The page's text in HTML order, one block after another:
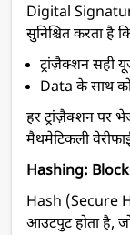
Digital
सुनिश्चित करता है
ट्रांज़ैक्शन सही
Data के साथ
हर ट्रांज़ैक्शन पर
मैथमेटिकली
Hashing:
Hash (Secure
आउटपुट होता है,